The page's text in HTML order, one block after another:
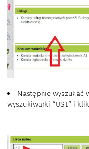
Następnie wyszukać
wyszukiwarki “USI” i